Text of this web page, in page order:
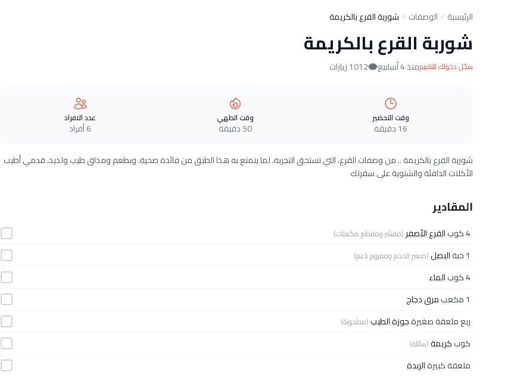
الرئيسية الوصفات شوربة القرع بالكريمة
شوربة القرع بالكريمة
سجّل دخولك للتقييممنذ 4 أسابيع 1012 زيارات
وقت التحضير
16 دقيقة
وقت الطهي
50 دقيقة
عدد الافراد
6 أفراد
شوربة القرع بالكريمة .. من وصفات القرع، التي تستحق التجربة، لما يتمتع به هذا الطبق من فائدة صحية، وبطعم ومذاق طيب ولذيذ، قدمي أطيب
الأكلات الدافئة والشتوية على سفرتك
المقادير
4 كوب القرع الأصفر (مقشر ومقطع مكعبات)
1 حبة البصل(صغير الحجم ومفروم ناعم)
4 كوب
الماء
1 مكعب
مرق دجاج
ربع ملعقة صغيرةجوزة الطيب(مطحونة)
كوبكريمة(سائلة)
ملعقة كبيرةالزبدة